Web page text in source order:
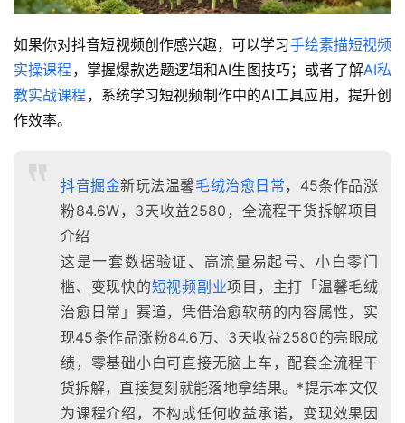
如果你对抖音短视频创作感兴趣，可以学习手绘素描短视频
实操课程 ，掌握爆款选题逻辑和AI生图技巧；或者了解AI私
教实战课程 ，系统学习短视频制作中的AI工具应用，提升创
作效率。
抖音掘金新玩法温馨毛绒治愈日常，45条作品涨
粉84.6W，3天收益2580，全流程干货拆解项目
介绍
这是一套数据验证、高流量易起号、小白零门
槛、变现快的短视频副业项目，主打「温馨毛绒
治愈日常」赛道，凭借治愈软萌的内容属性，实
现45条作品涨粉84.6万、3天收益2580的亮眼成
绩，零基础小白可直接无脑上车，配套全流程干
货拆解，直接复刻就能落地拿结果。*提示本文仅
为课程介绍，不构成任何收益承诺，变现效果因